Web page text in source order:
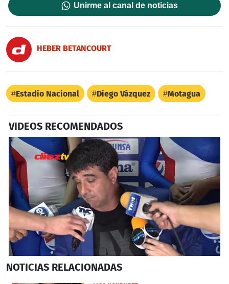
Unirme al canal de noticias
HEBER BETANCOURT
Estadio Nacional Diego Vázquez Motagua
VIDEOS RECOMENDADOS
seconds
NOTICIAS RELACIONADAS